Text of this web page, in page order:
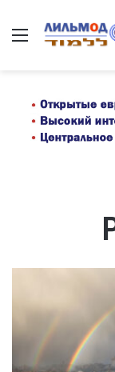
Меню